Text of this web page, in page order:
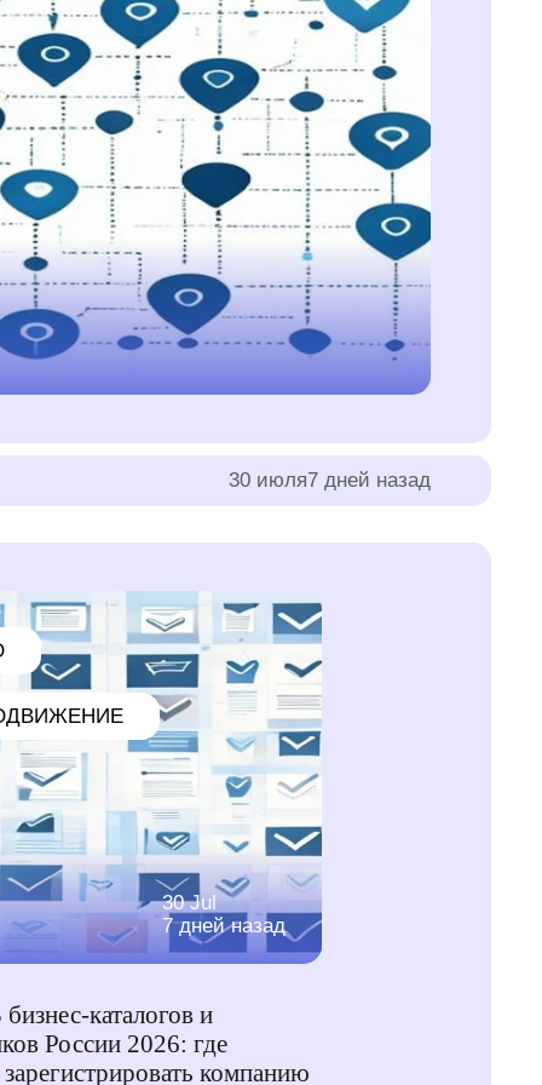
30 июля7 дней назад
30 Jul
7 дней назад
каталогов и
России 2026: где
компанию